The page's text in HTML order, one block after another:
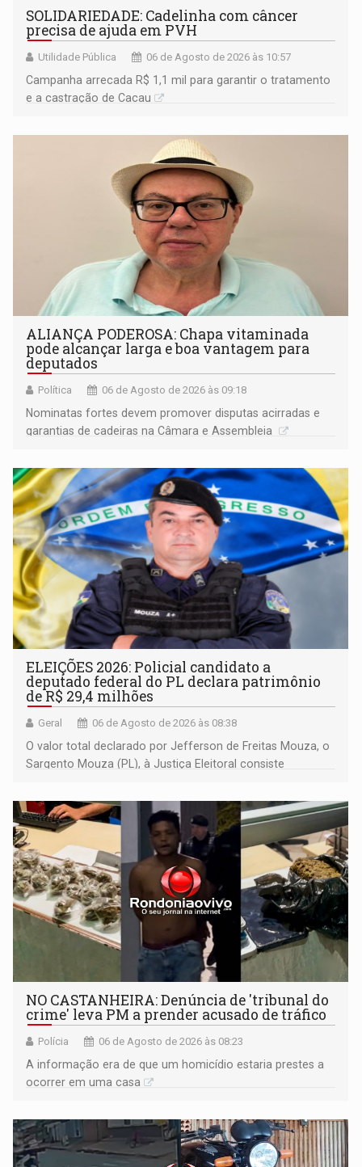
SOLIDARIEDADE: Cadelinha com câncer
precisa de ajuda em PVH
Utilidade Pública 06 de Agosto de 2026 às 10:57
Campanha arrecada R$ 1,1 mil para garantir o tratamento
e a castração de Cacau
ALIANÇA PODEROSA: Chapa vitaminada
pode alcançar larga e boa vantagem para
deputados
Política 06 de Agosto de 2026 às 09:18
Nominatas fortes devem promover disputas acirradas e
garantias de cadeiras na Câmara e Assembleia
ELEIÇÕES 2026: Policial candidato a
deputado federal do PL declara patrimônio
de R$ 29,4 milhões
Geral 06 de Agosto de 2026 às 08:38
O valor total declarado por Jefferson de Freitas Mouza, o
Sargento Mouza (PL), à Justiça Eleitoral consiste
desportivo localizado no interior do estado.
NO CASTANHEIRA: ​Denúncia de 'tribunal do
crime' leva PM a prender acusado de tráfico
Polícia 06 de Agosto de 2026 às 08:23
A informação era de que um homicídio estaria prestes a
ocorrer em uma casa